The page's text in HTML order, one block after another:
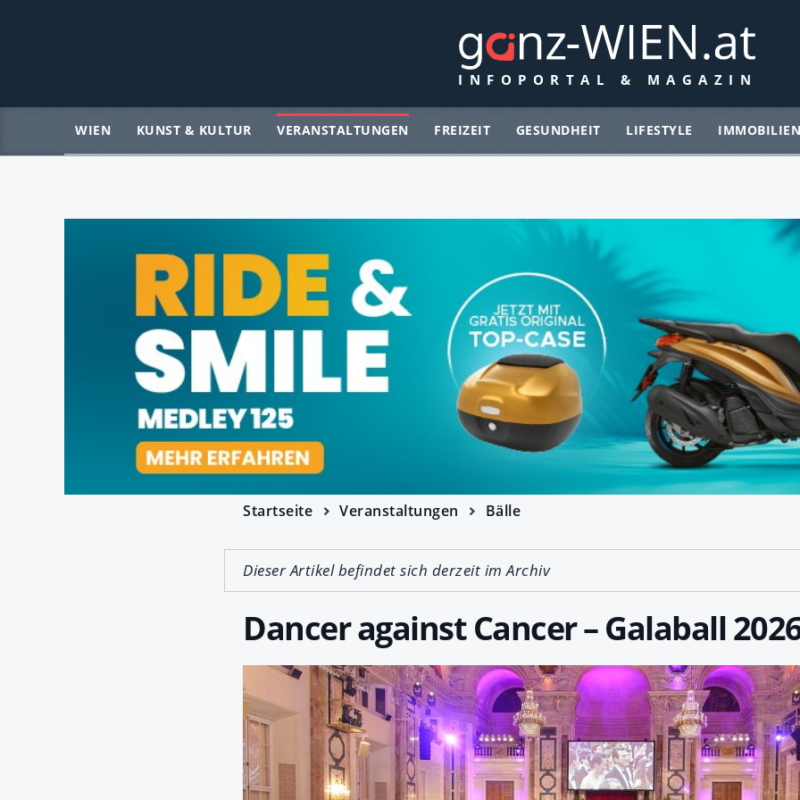
WIEN KUNST & KULTUR VERANSTALTUNGEN FREIZEIT GESUNDHEIT LIFESTYLE
Startseite Veranstaltungen Bälle
Dieser Artikel befindet sich derzeit im Archiv
Dancer against Cancer – Galaball